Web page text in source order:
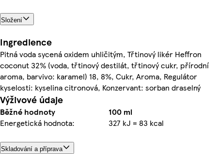
Složení
Ingredience
Pitná voda sycená oxidem uhličitým, Třtinový likér Heffron
coconut 32% (voda, třtinový destilát, třtinový cukr, přírodní
aroma, barvivo: karamel) 18, 8%, Cukr, Aroma, Regulátor
kyselosti: kyselina citronová, Konzervant: sorban draselný
Výživové údaje
Běžné hodnoty
100 ml
Energetická hodnota:
327 kJ = 83 kcal
Skladování a příprava